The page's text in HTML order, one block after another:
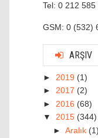
Tel: 0 212 585
GSM: 0 (532)
ARŞIV
► 2019 (1)
► 2017 (2)
► 2016 (68)
▼ 2015 (344)
► Aralık (1)